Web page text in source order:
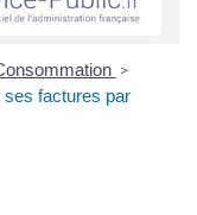
>
factures par